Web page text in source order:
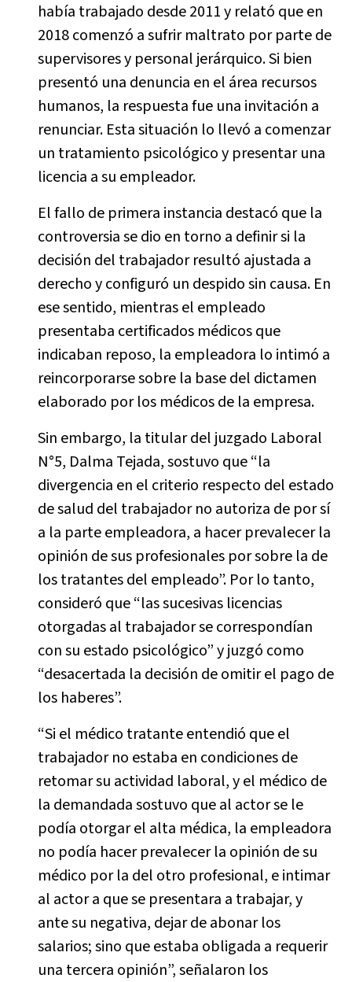
había trabajado desde 2011 y relató que en
2018 comenzó a sufrir maltrato por parte de
supervisores y personal jerárquico. Si bien
presentó una denuncia en el área recursos
humanos, la respuesta fue una invitación a
renunciar. Esta situación lo llevó a comenzar
un tratamiento psicológico y presentar una
licencia a su empleador.
El fallo de primera instancia destacó que la
controversia se dio en torno a definir si la
decisión del trabajador resultó ajustada a
derecho y configuró un despido sin causa. En
ese sentido, mientras el empleado
presentaba certificados médicos que
indicaban reposo, la empleadora lo intimó a
reincorporarse sobre la base del dictamen
elaborado por los médicos de la empresa.
Sin embargo, la titular del juzgado Laboral
N°5, Dalma Tejada, sostuvo que “la
divergencia en el criterio respecto del estado
de salud del trabajador no autoriza de por sí
a la parte empleadora, a hacer prevalecer la
opinión de sus profesionales por sobre la de
los tratantes del empleado”. Por lo tanto,
consideró que “las sucesivas licencias
otorgadas al trabajador se correspondían
con su estado psicológico” y juzgó como
“desacertada la decisión de omitir el pago de
los haberes”.
“Si el médico tratante entendió que el
trabajador no estaba en condiciones de
retomar su actividad laboral, y el médico de
la demandada sostuvo que al actor se le
podía otorgar el alta médica, la empleadora
no podía hacer prevalecer la opinión de su
médico por la del otro profesional, e intimar
al actor a que se presentara a trabajar, y
ante su negativa, dejar de abonar los
salarios; sino que estaba obligada a requerir
una tercera opinión”, señalaron los